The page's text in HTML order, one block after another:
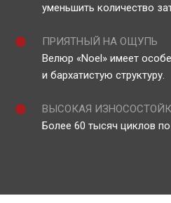
уменьшить количество
ПРИЯТНЫЙ НА ОЩУПЬ
Велюр «Noel» имеет
и бархатистую структуру.
ВЫСОКАЯ
Более 60 тысяч циклов